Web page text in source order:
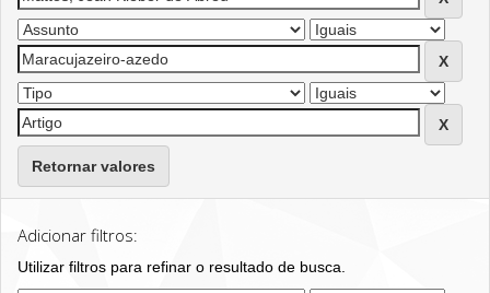
Retornar valores
Adicionar filtros:
Utilizar filtros para refinar o resultado de busca.